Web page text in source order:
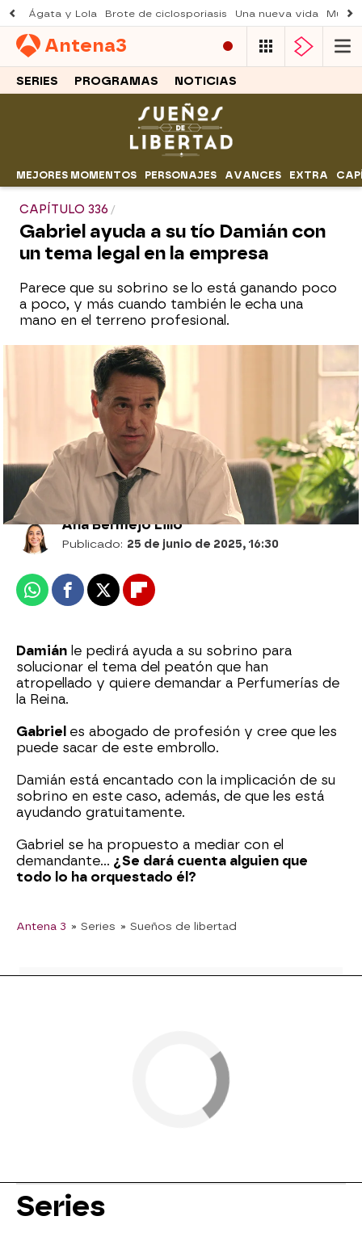
Ágata y Lola Brote de ciclosporiasis Una nueva vida
Antena3
SERIES PROGRAMAS NOTICIAS
MEJORES MOMENTOS PERSONAJES AVANCES EXTRA
CAPÍTULO 336
Gabriel ayuda a su tío Damián con
un tema legal en la empresa
Parece que su sobrino se lo está ganando poco
a poco, y más cuando también le echa una
mano en el terreno profesional.
Gabriel enseña su verdadera cara: se
infiltra entre los De la Reina como aliado
de Brossard
Ana Bermejo Lillo
Publicado: 25 de junio de 2025, 16:30
WhatsappFacebook
X Flipboard
Damián le pedirá ayuda a su sobrino para
solucionar el tema del peatón que han
atropellado y quiere demandar a Perfumerías de
la Reina.
Gabriel es abogado de profesión y cree que les
puede sacar de este embrollo.
Damián está encantado con la implicación de su
sobrino en este caso, además, de que les está
ayudando gratuitamente.
Gabriel se ha propuesto a mediar con el
demandante... ¿Se dará cuenta alguien que
todo lo ha orquestado él?
Antena 3 » Series » Sueños de libertad
Series